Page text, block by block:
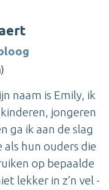
naam is Emily, ik
jongeren
ga ik aan de slag
hun ouders die
op bepaalde
lekker in z’n vel -